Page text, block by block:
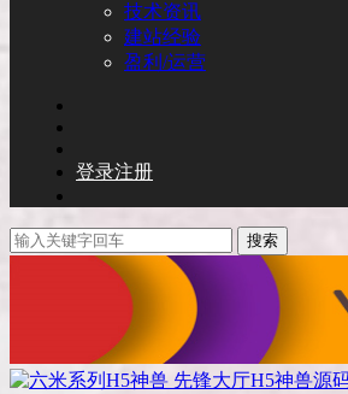
技术资讯
建站经验
盈利/运营
登录注册
搜索